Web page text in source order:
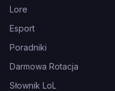
Lore
Esport
Poradniki
Darmowa Rotacja
Słownik LoL